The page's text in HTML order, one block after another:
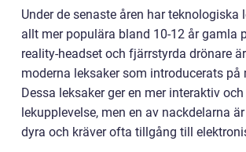
Under de senaste åren har teknologiska
allt mer populära bland 10-12 år gamla
reality-headset och fjärrstyrda drönare
moderna leksaker som introducerats på
Dessa leksaker ger en mer interaktiv
lekupplevelse, men en av nackdelarna
dyra och kräver ofta tillgång till